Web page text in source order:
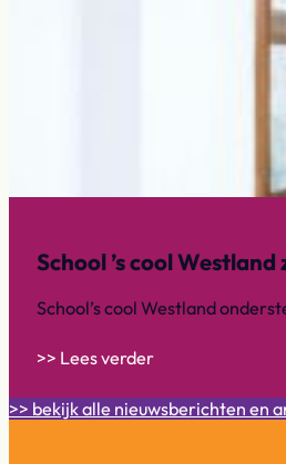
School ’s cool
School’s cool Westland
>> Lees verder
>> bekijk alle nieuwsberichten en